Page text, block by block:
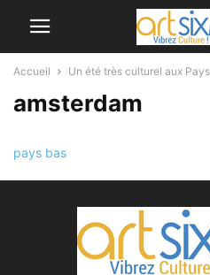
Accueil Un été très culturel aux
amsterdam
pays bas